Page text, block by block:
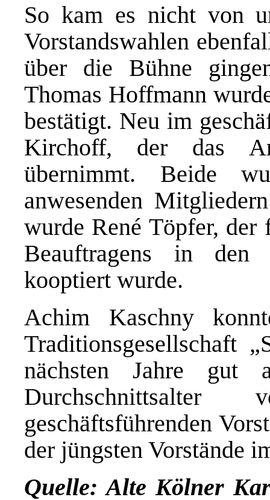
So kam es nicht von
Vorstandswahlen
über die Bühne
Thomas Hoffmann
bestätigt. Neu im
Kirchoff, der das
übernimmt. Beide
anwesenden
wurde René Töpfer,
Beauftragens in den
kooptiert wurde.
Achim Kaschny
Traditionsgesellschaft
nächsten Jahre gut
geschäftsführenden
der jüngsten Vorstände
Quelle: Alte Kölner